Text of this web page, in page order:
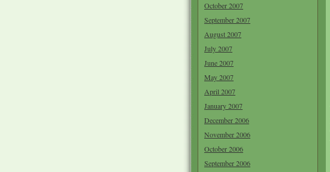
October 2007
September 2007
August 2007
July 2007
June 2007
May 2007
April 2007
January 2007
December 2006
November 2006
October 2006
September 2006